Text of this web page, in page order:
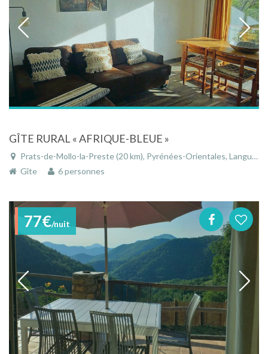
GÎTE RURAL « AFRIQUE-BLEUE »
Prats-de-Mollo-la-Preste (20 km), Pyrénées-Orientales, Languedoc-Roussillon, Occitanie, France
Gîte
6 personnes
77€/nuit